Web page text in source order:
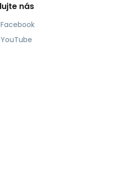
nás
Facebook
YouTube